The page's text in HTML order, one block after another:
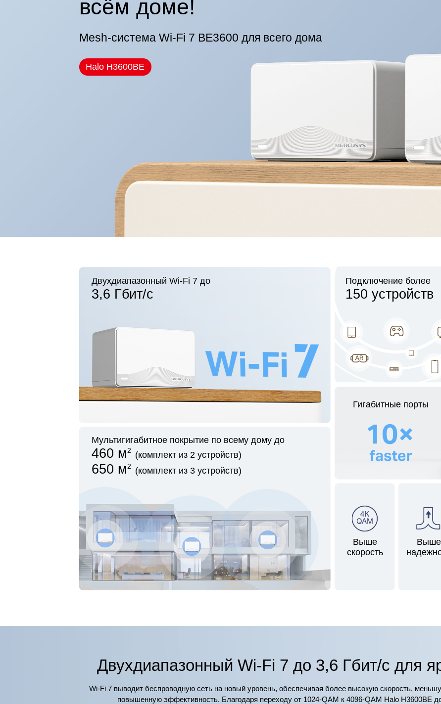
всём доме!
Mesh-система Wi-Fi 7 BE3600 для всего дома
Halo H3600BE
Двухдиапазонный Wi-Fi 7 до
3,6 Гбит/с
Подключение более
150 устройств
Мультигигабитное покрытие по всему дому до
460 м2 (комплект из 2 устройств)
650 м2 (комплект из 3 устройств)
Гигабитные порты
Выше
скорость
Выше
Двухдиапазонный Wi-Fi 7 до 3,6 Гбит/с для
Wi-Fi 7 выводит беспроводную сеть на новый уровень, обеспечивая более высокую скорость,
повышенную эффективность. Благодаря переходу от 1024-QAM к 4096-QAM Halo H3600BE